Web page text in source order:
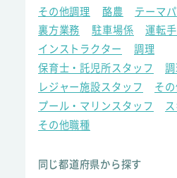
その他調理
酪農
テーマ
裏方業務
駐車場係
運転
インストラクター
調理
保育士・託児所スタッフ
レジャー施設スタッフ
そ
プール・マリンスタッフ
その他職種
同じ都道府県から探す